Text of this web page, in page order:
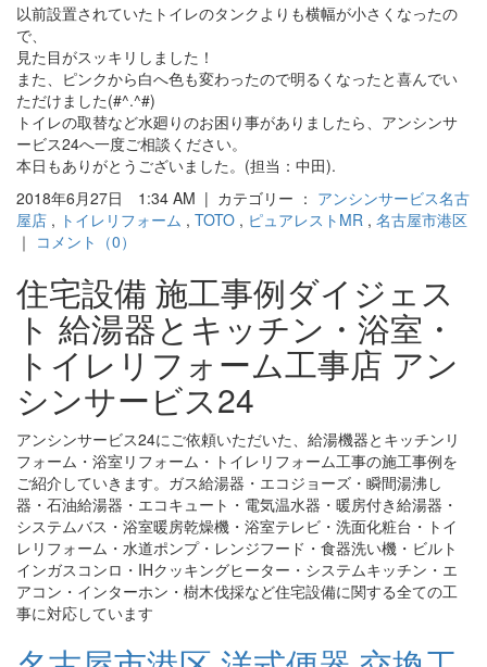
以前設置されていたトイレのタンクよりも横幅が小さくなったの
で、
見た目がスッキリしました！
また、ピンクから白へ色も変わったので明るくなったと喜んでい
ただけました(#^.^#)
トイレの取替など水廻りのお困り事がありましたら、アンシンサ
ービス24へ一度ご相談ください。
本日もありがとうございました。(担当：中田).
2018年6月27日 1:34 AM | カテゴリー ： アンシンサービス名古
屋店 , トイレリフォーム , TOTO , ピュアレストMR , 名古屋市港区
｜ コメント（0）
住宅設備 施工事例ダイジェス
ト 給湯器とキッチン・浴室・
トイレリフォーム工事店 アン
シンサービス24
アンシンサービス24にご依頼いただいた、給湯機器とキッチンリ
フォーム・浴室リフォーム・トイレリフォーム工事の施工事例を
ご紹介していきます。ガス給湯器・エコジョーズ・瞬間湯沸し
器・石油給湯器・エコキュート・電気温水器・暖房付き給湯器・
システムバス・浴室暖房乾燥機・浴室テレビ・洗面化粧台・トイ
レリフォーム・水道ポンプ・レンジフード・食器洗い機・ビルト
インガスコンロ・IHクッキングヒーター・システムキッチン・エ
アコン・インターホン・樹木伐採など住宅設備に関する全ての工
事に対応しています